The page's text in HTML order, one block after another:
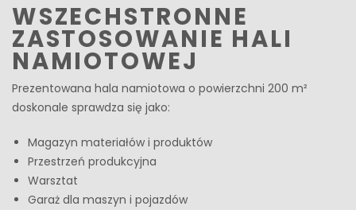
WSZECHSTRONNE
ZASTOSOWANIE HALI
NAMIOTOWEJ
Prezentowana hala namiotowa o powierzchni 200 m²
doskonale sprawdza się jako:
Magazyn materiałów i produktów
Przestrzeń produkcyjna
Warsztat
Garaż dla maszyn i pojazdów